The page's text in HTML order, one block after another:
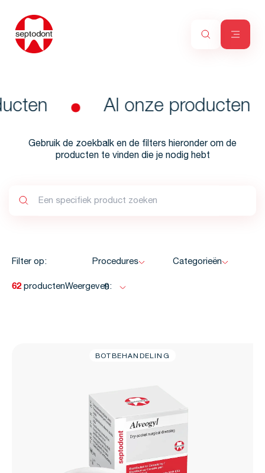
Al onze producten
Gebruik de zoekbalk en de filters hieronder om de
producten te vinden die je nodig hebt
Filter op: Procedures Categorieën
62 productenWeergeven:
9
BOTBEHANDELING